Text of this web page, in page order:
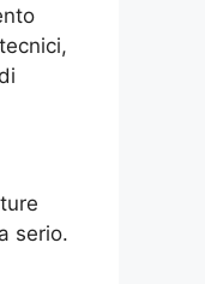
serio.